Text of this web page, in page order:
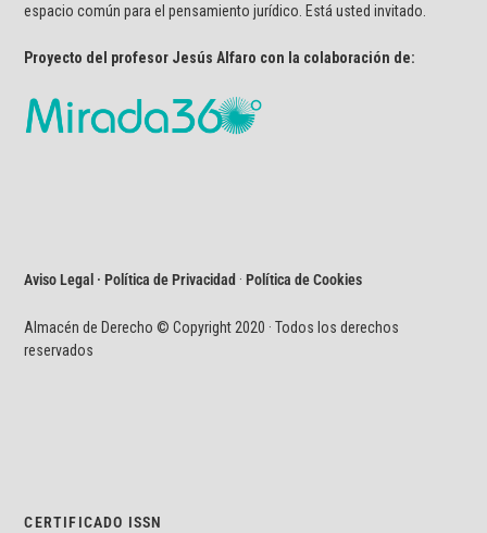
espacio común para el pensamiento jurídico. Está usted invitado.
Proyecto del profesor Jesús Alfaro con la colaboración de:
Aviso Legal · Política de Privacidad ·Política de Cookies
Almacén de Derecho © Copyright 2020 · Todos los derechos
reservados
CERTIFICADO ISSN